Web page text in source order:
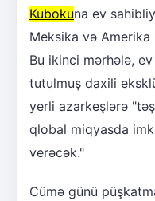
Kubokuna ev
Meksika və Amerika
Bu ikinci mərhələ,
tutulmuş daxili
yerli azarkeşlərə
qlobal miqyasda
verəcək."
Cümə günü